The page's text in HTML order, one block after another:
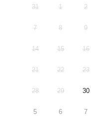
31 1 2
7 8 9
14 15 16
21 22 23
28 29 30
5 6 7